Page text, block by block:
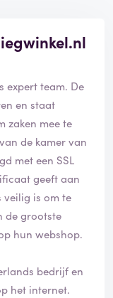
expert team. De
en staat
zaken mee te
de kamer van
met een SSL
geeft aan
veilig is om te
de grootste
hun webshop.
bedrijf en
het internet.